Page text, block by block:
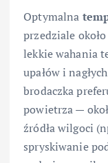
Optymalna
przedziale
lekkie wahania
upałów i
brodaczka
powietrza —
źródła wilgoci
spryskiwanie